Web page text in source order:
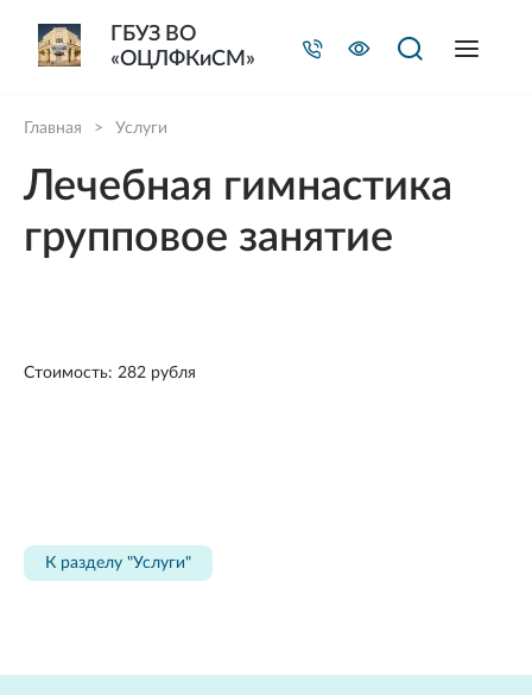
Главная > Услуги
Лечебная гимнастика
групповое занятие
Стоимость: 282 рубля
К разделу "Услуги"
ГБУЗ ВО
«ОЦЛФКиСМ»